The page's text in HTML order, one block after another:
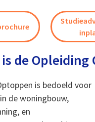
de Opleiding
is bedoeld voor
de woningbouw,
en